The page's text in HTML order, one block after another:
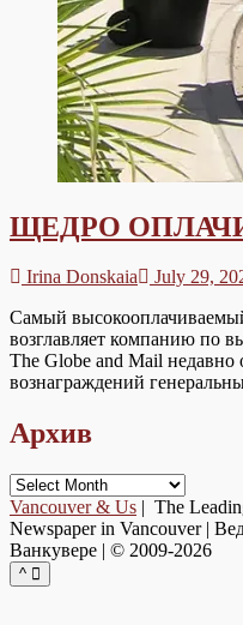
ЩЕДРО
Irina Donskaia
July 29,
Самый
возглавляет компанию по
The Globe and Mail недавно
вознаграждений
Архив
Архив
Vancouver & Us | The
Newspaper in Vancouver |
Ванкувере | © 2009-2026
^